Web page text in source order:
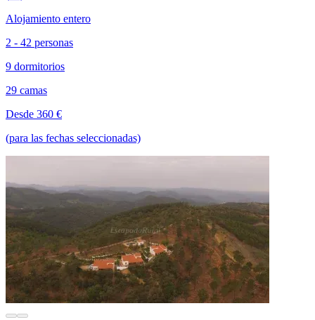
Alojamiento entero
2 - 42 personas
9 dormitorios
29 camas
Desde 360 €
(para las fechas seleccionadas)